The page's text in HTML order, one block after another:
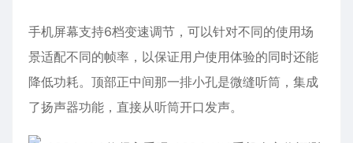
手机屏幕支持6档变速调节，可以针对不同的使用场
景适配不同的帧率，以保证用户使用体验的同时还能
降低功耗。顶部正中间那一排小孔是微缝听筒，集成
了扬声器功能，直接从听筒开口发声。